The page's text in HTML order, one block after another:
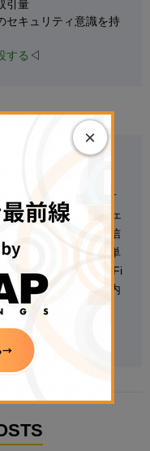
引量
セキュリティ意識を持
する ◁
Web3・暗号資産リサ
ブルコイン、オンチェ
に基づいた知見を発信
ーム上では、BTCの単
の創出を目指す「DeFi
践知見を背景に、国内
を解説。
X
×